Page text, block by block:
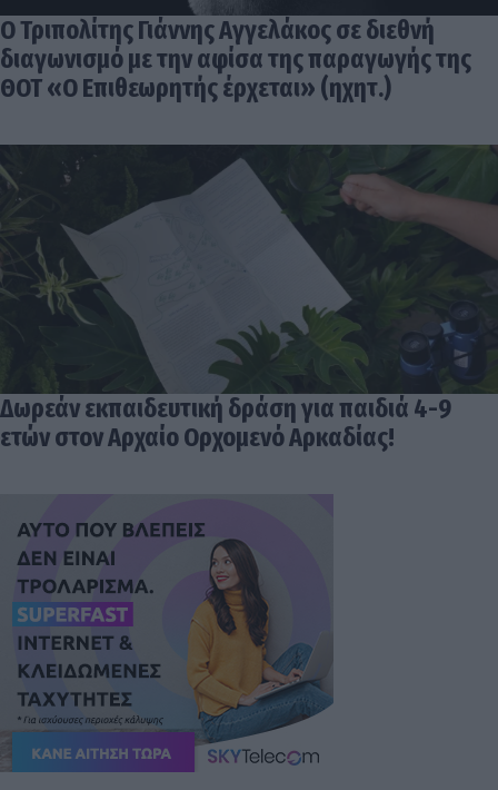
Ο Τριπολίτης Γιάννης Αγγελάκος σε διεθνή
διαγωνισμό με την αφίσα της παραγωγής της
ΘΟΤ «Ο Επιθεωρητής έρχεται» (ηχητ.)
Δωρεάν εκπαιδευτική δράση για παιδιά 4-9
ετών στον Αρχαίο Ορχομενό Αρκαδίας!